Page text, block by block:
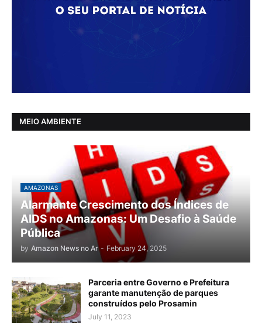
MEIO AMBIENTE
AMAZONAS
Alarmante Crescimento dos Índices de
AIDS no Amazonas: Um Desafio à Saúde
Pública
by Amazon News no Ar - February 24, 2025
Parceria entre Governo e Prefeitura
garante manutenção de parques
construídos pelo Prosamin
July 11, 2023